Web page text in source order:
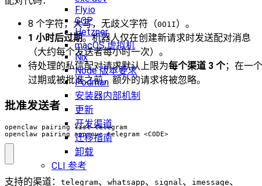
Fly.io
GCP
Hetzner
macOS 虚拟机
Nix
Node 版本要求
Podman
安装器内部机制
更新
开发渠道
迁移指南
卸载
CLI 参考
8 个字符，大写，无歧义字符（0O1I）。
1 小时后过期。机器人仅在创建新请求时发送配对消息
（大约每个发送者每小时一次）。
待处理的私信配对请求默认上限为每个渠道 3 个；在一个
过期或被批准之前，额外的请求将被忽略。
批准发送者
openclaw pairing approve telegram <CODE>
支持的渠道： telegram、 whatsapp、 signal、 imessage、